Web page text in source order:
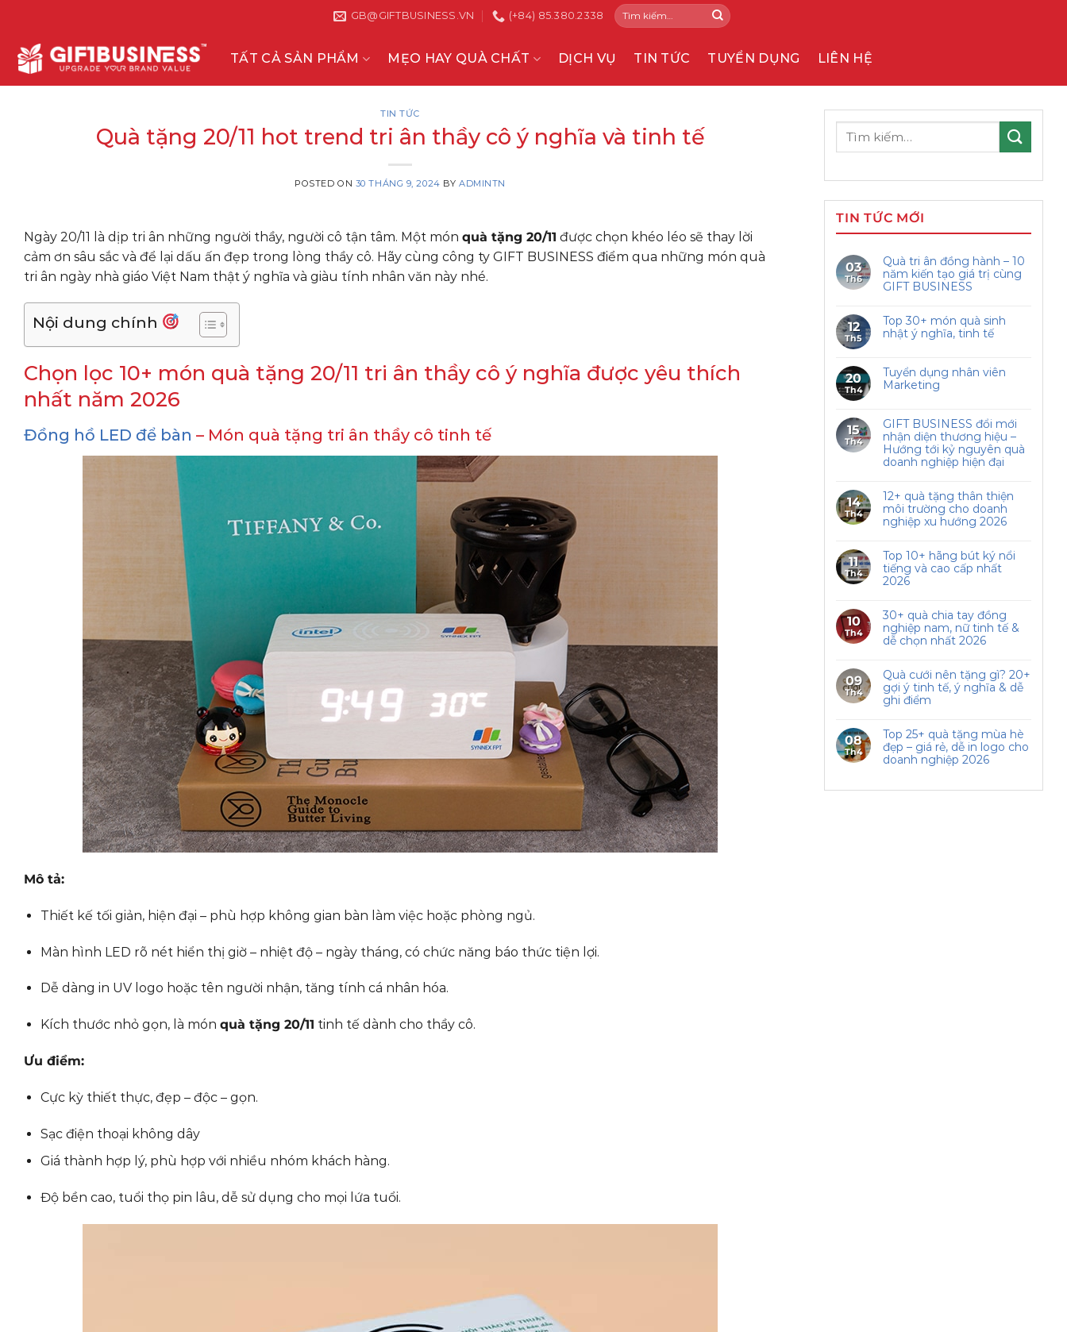
content
GB@GIFTBUSINESS.VN (+84) 85.380.2338
Tìm
kiếm:
TẤT CẢ SẢN PHẨM MẸO HAY QUÀ CHẤT DỊCH VỤ TIN TỨC TUYỂN DỤNG LIÊN HỆ
TIN TỨC
Quà tặng 20/11 hot trend tri ân thầy cô ý nghĩa và tinh tế
POSTED ON 30 THÁNG 9, 2024 BY ADMINTN
Ngày 20/11 là dịp tri ân những người thầy, người cô tận tâm. Một món quà tặng 20/11 được chọn khéo léo sẽ thay lời
cảm ơn sâu sắc và để lại dấu ấn đẹp trong lòng thầy cô. Hãy cùng công ty GIFT BUSINESS điểm qua những món quà
tri ân ngày nhà giáo Việt Nam thật ý nghĩa và giàu tính nhân văn này nhé.
Nội dung chính
Chọn lọc 10+ món quà tặng 20/11 tri ân thầy cô ý nghĩa được yêu thích
nhất năm 2026
Đồng hồ LED để bàn – Món quà tặng tri ân thầy cô tinh tế
Mô tả:
Thiết kế tối giản, hiện đại – phù hợp không gian bàn làm việc hoặc phòng ngủ.
Màn hình LED rõ nét hiển thị giờ – nhiệt độ – ngày tháng, có chức năng báo thức tiện lợi.
Dễ dàng in UV logo hoặc tên người nhận, tăng tính cá nhân hóa.
Kích thước nhỏ gọn, là món quà tặng 20/11 tinh tế dành cho thầy cô.
Ưu điểm:
Cực kỳ thiết thực, đẹp – độc – gọn.
Sạc điện thoại không dây
Giá thành hợp lý, phù hợp với nhiều nhóm khách hàng.
Độ bền cao, tuổi thọ pin lâu, dễ sử dụng cho mọi lứa tuổi.
Tìm
TIN TỨC MỚI
03
Th6
Quà tri ân đồng hành – 10
năm kiến tạo giá trị cùng
GIFT BUSINESS
12
Th5
Top 30+ món quà sinh
nhật ý nghĩa, tinh tế
20
Th4
Tuyển dụng nhân viên
Marketing
15
Th4
GIFT BUSINESS đổi mới
nhận diện thương hiệu –
Hướng tới kỷ nguyên quà
doanh nghiệp hiện đại
14
Th4
12+ quà tặng thân thiện
môi trường cho doanh
nghiệp xu hướng 2026
11
Th4
Top 10+ hãng bút ký nổi
tiếng và cao cấp nhất
2026
10
Th4
30+ quà chia tay đồng
nghiệp nam, nữ tinh tế &
dễ chọn nhất 2026
09
Th4
Quà cưới nên tặng gì? 20+
gợi ý tinh tế, ý nghĩa & dễ
ghi điểm
08
Th4
Top 25+ quà tặng mùa hè
đẹp – giá rẻ, dễ in logo cho
doanh nghiệp 2026